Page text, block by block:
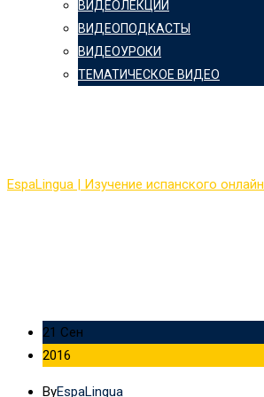
ВИДЕОЛЕКЦИИ
ВИДЕОПОДКАСТЫ
ВИДЕОУРОКИ
ТЕМАТИЧЕСКОЕ ВИДЕО
EspaLingua | Изучение испанского онлайн
21 Сен
2016
ByEspaLingua